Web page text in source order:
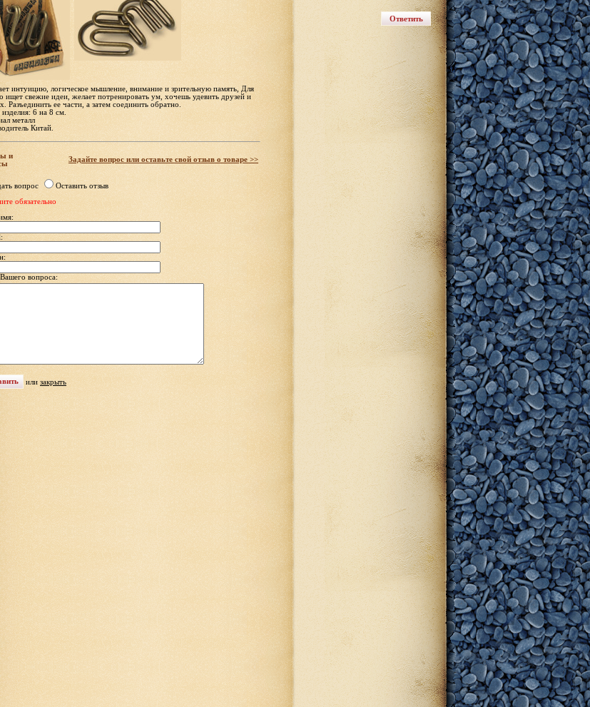
интуицию, логическое мышление, внимание и зрительную память, Для
ищет свежие идеи, желает потренировать ум, хочешь удевить друзей и
Разъединить ее части, а затем соединить обратно.
изделия: 6 на 8 см.
металл
Китай.
и
Задайте вопрос или оставьте свой отзыв о товаре >>
вопрос
Оставить отзыв
обязательно
вопроса:
или закрыть